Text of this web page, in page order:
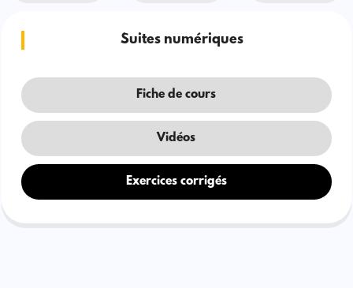
Suites numériques
Fiche de cours
Vidéos
Exercices corrigés